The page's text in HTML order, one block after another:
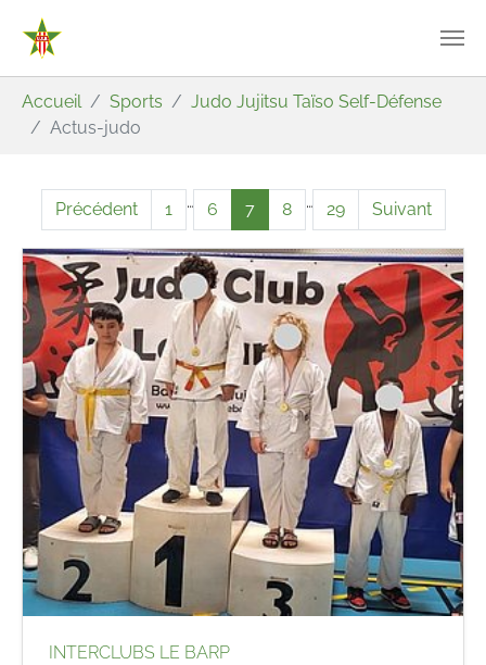
Accueil Sports
Judo Jujitsu Taïso Self-Défense
Actus-judo
Précédent 1 … 6 7 8 … 29 Suivant
INTERCLUBS LE BARP